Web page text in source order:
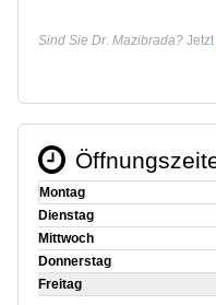
Sind Sie Dr. Mazibrada? Jetzt
Montag
Dienstag
Mittwoch
Donnerstag
Freitag